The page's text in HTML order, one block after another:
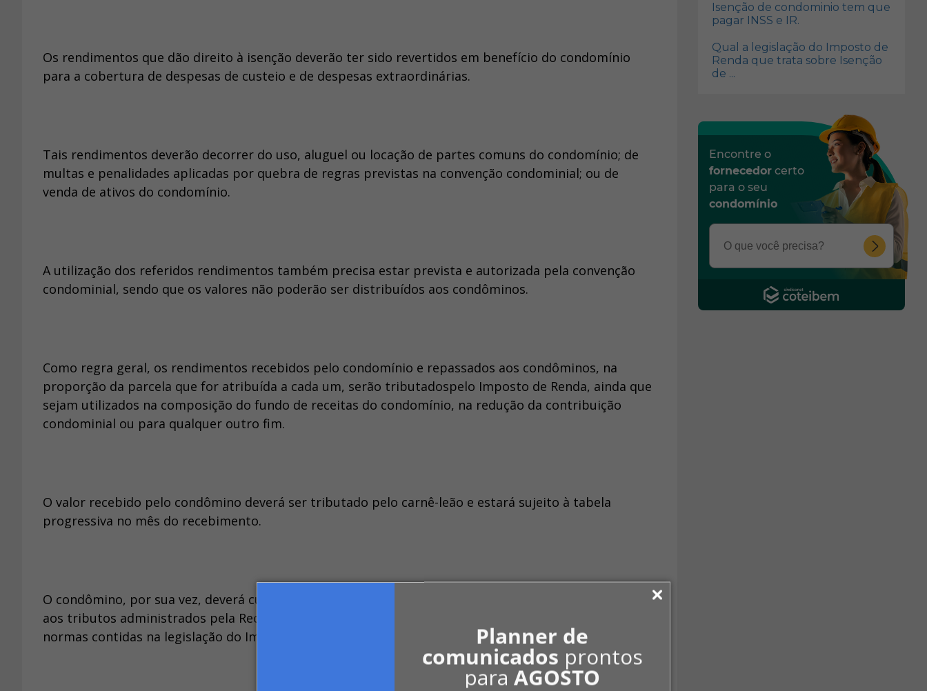
Planner de
comunicados prontos
paraAGOSTO
Os rendimentos que dão direito à isenção deverão ter sido revertidos em benefício do condomínio
para a cobertura de despesas de custeio e de despesas extraordinárias.
Tais rendimentos deverão decorrer do uso, aluguel ou locação de partes comuns do condomínio; de
multas e penalidades aplicadas por quebra de regras previstas na convenção condominial; ou de
venda de ativos do condomínio.
A utilização dos referidos rendimentos também precisa estar prevista e autorizada pela convenção
condominial, sendo que os valores não poderão ser distribuídos aos condôminos.
Como regra geral, os rendimentos recebidos pelo condomínio e repassados aos condôminos, na
proporção da parcela que for atribuída a cada um, serão tributadospelo Imposto de Renda, ainda que
sejam utilizados na composição do fundo de receitas do condomínio, na redução da contribuição
condominial ou para qualquer outro fim.
O valor recebido pelo condômino deverá ser tributado pelo carnê-leão e estará sujeito à tabela
progressiva no mês do recebimento.
O condômino, por sua vez, deverá cumprir todas as exigências tributárias cabíveis no que se refere
aos tributos administrados pela Receita Federal do Brasil, especialmente no que diz respeito às
normas contidas na legislação do Imposto de Renda.
Isenção de condominio tem que
pagar INSS e IR.
Qual a legislação do Imposto de
Renda que trata sobre Isenção
de ...
Encontre o
fornecedor certo
para o seu
condomínio